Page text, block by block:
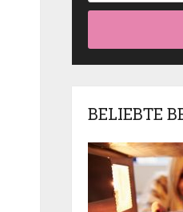
BELIEBTE